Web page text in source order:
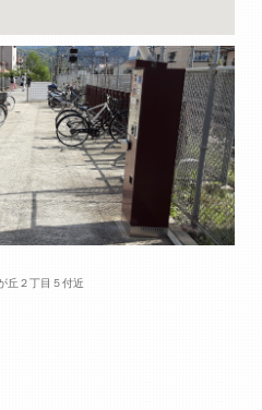
丘２丁目５付近